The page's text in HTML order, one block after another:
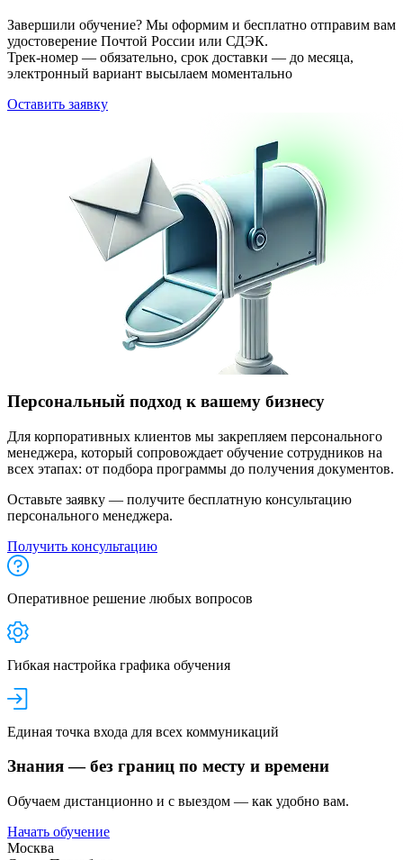
Завершили обучение? Мы оформим и бесплатно отправим вам
удостоверение Почтой России или СДЭК.
Трек-номер — обязательно, срок доставки — до месяца,
электронный вариант высылаем моментально
Оставить заявку
Персональный подход к вашему бизнесу
Для корпоративных клиентов мы закрепляем персонального
менеджера, который сопровождает обучение сотрудников на
всех этапах: от подбора программы до получения документов.
Оставьте заявку — получите бесплатную консультацию
персонального менеджера.
Получить консультацию
Оперативное решение любых вопросов
Гибкая настройка графика обучения
Единая точка входа для всех коммуникаций
Знания — без границ по месту и времени
Обучаем дистанционно и с выездом — как удобно вам.
Начать обучение
Москва